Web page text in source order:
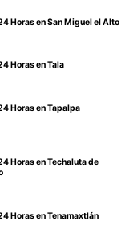
Horas en San Miguel el Alto
Horas en Tala
Horas en Tapalpa
Horas en Techaluta de
Horas en Tenamaxtlán